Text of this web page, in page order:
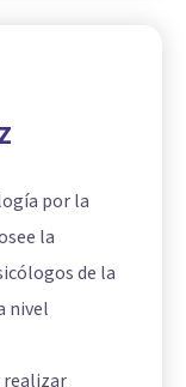
por la
la
de la
nivel